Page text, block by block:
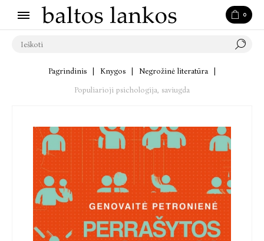
0
Pagrindinis Knygos Negrožinė literatūra
Populiarioji psichologija, saviugda